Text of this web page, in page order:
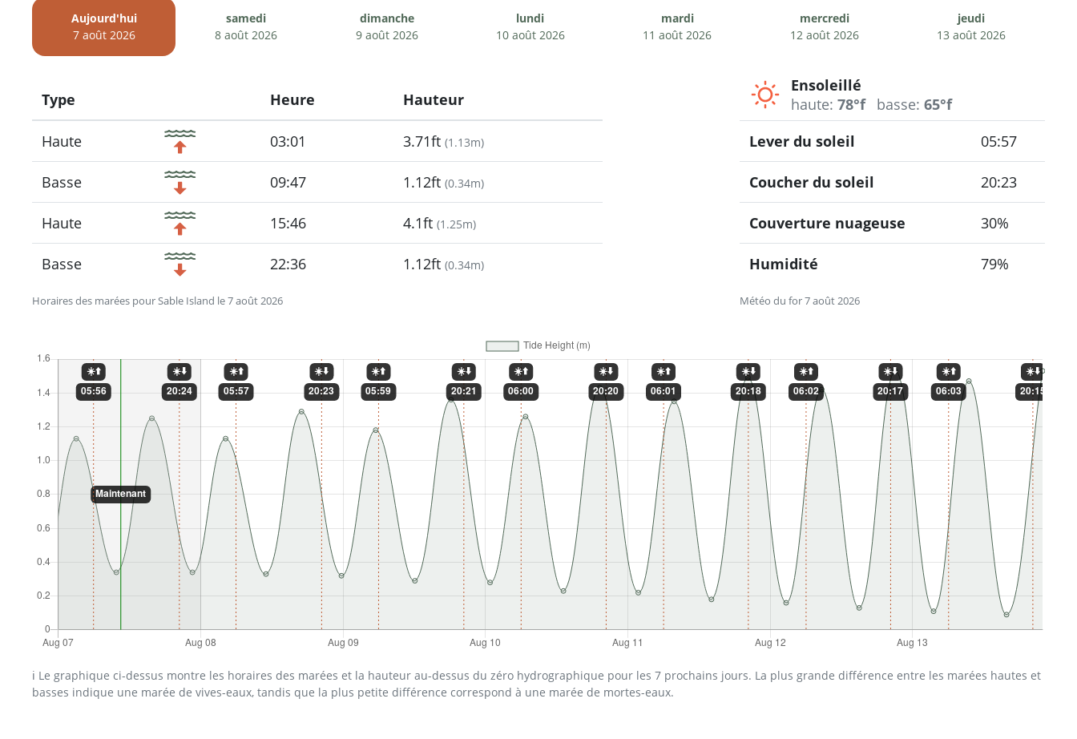
Aujourd'hui
7 août 2026
samedi
8 août 2026
dimanche
9 août 2026
lundi
10 août 2026
mardi
11 août 2026
mercredi
12 août 2026
jeudi
13 août 2026
Horaires des marées pour Sable Island le 7 août 2026
Type
Icon
Heure Hauteur
Haute 03:01 3.71ft (1.13m)
Basse 09:47 1.12ft (0.34m)
Haute 15:46 4.1ft (1.25m)
Basse 22:36 1.12ft (0.34m)
Ensoleillé
haute: 78°f basse: 65°f
Météo du for 7 août 2026
Lever du soleil 05:57
Coucher du soleil 20:23
Couverture nuageuse 30%
Humidité 79%
ℹ️ Le graphique ci-dessus montre les horaires des marées et la hauteur au-dessus du zéro hydrographique pour les 7 prochains jours. La plus grande différence entre les marées hautes et
basses indique une marée de vives-eaux, tandis que la plus petite différence correspond à une marée de mortes-eaux.